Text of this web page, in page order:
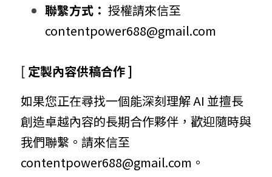
聯繫方式： 授權請來信至
contentpower688@gmail.com
[ 定製內容供稿合作 ]
如果您正在尋找一個能深刻理解 AI 並擅長
創造卓越內容的長期合作夥伴，歡迎隨時與
我們聯繫。請來信至
contentpower688@gmail.com。